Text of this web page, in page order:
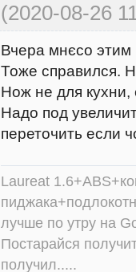
(2020-08-26
Вчера мнєсо
Тоже справился.
Нож не для кухни,
Надо под
переточить если
Laureat
лучше по утру на
Постарайся
получил.....